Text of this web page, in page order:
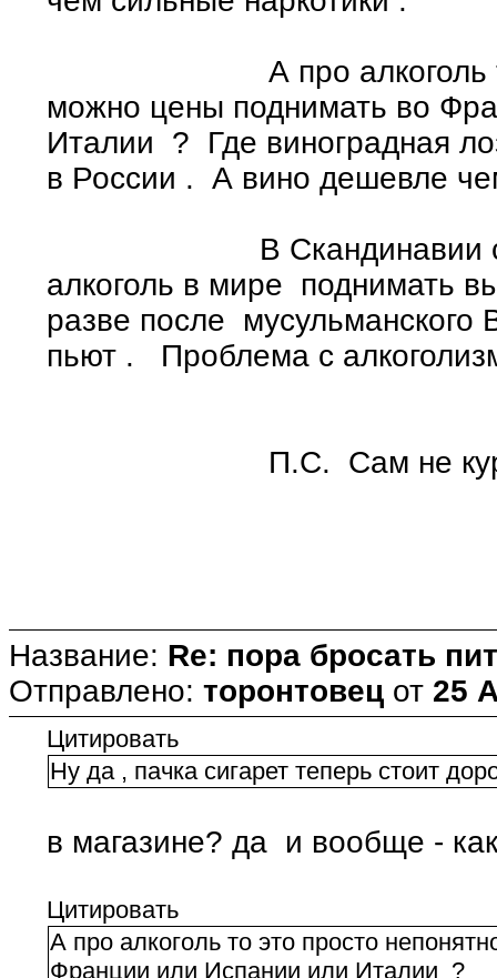
А про алкоголь то это
можно цены поднимать во
Италии ? Где виноградная
в России . А вино дешевле
В Скандинавии
алкоголь в мире поднимать
разве после мусульманского
пьют . Проблема с
П.С. Сам не курю
Название: Re: пора бросать
Отправлено: торонтовец от 25
Цитировать
Ну да , пачка сигарет теперь стоит
в магазине? да и вообще -
Цитировать
А про алкоголь то это просто
Франции или Испании или Италии ?